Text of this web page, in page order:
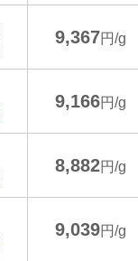
9,367円/g
9,166円/g
8,882円/g
9,039円/g